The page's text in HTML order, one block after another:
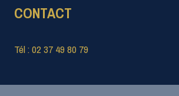
CONTACT
Tél : 02 37 49 80 79